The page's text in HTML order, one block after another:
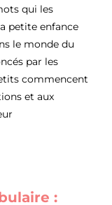
qui les
petite enfance
le monde du
par les
commencent
et aux
: